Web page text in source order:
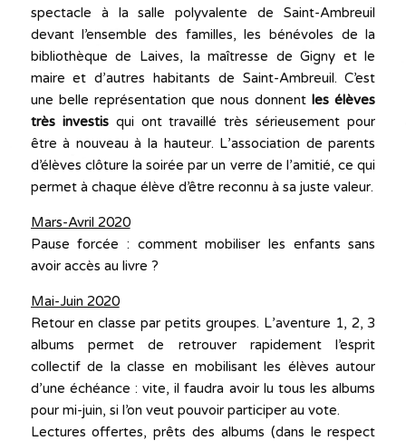
spectacle à la salle polyvalente de Saint-Ambreuil
devant l’ensemble des familles, les bénévoles de la
bibliothèque de Laives, la maîtresse de Gigny et le
maire et d’autres habitants de Saint-Ambreuil. C’est
une belle représentation que nous donnent les élèves
très investisqui ont travaillé très sérieusement pour
être à nouveau à la hauteur. L’association de parents
d’élèves clôture la soirée par un verre de l’amitié, ce qui
permet à chaque élève d’être reconnu à sa juste valeur.
Mars-Avril 2020
Pause forcée : comment mobiliser les enfants sans
avoir accès au livre ?
Mai-Juin 2020
Retour en classe par petits groupes. L’aventure 1, 2, 3
albums permet de retrouver rapidement l’esprit
collectif de la classe en mobilisant les élèves autour
d’une échéance : vite, il faudra avoir lu tous les albums
pour mi-juin, si l’on veut pouvoir participer au vote.
Lectures offertes, prêts des albums (dans le respect